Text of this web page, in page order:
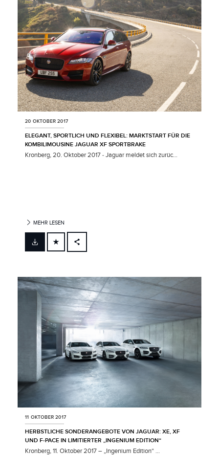
SHARE
20 OKTOBER 2017
ELEGANT, SPORTLICH UND FLEXIBEL: MARKTSTART FÜR DIE
KOMBILIMOUSINE JAGUAR XF SPORTBRAKE
Kronberg, 20. Oktober 2017 ‑ Jaguar meldet sich zurüc...
MEHR LESEN
FACEBOOK
LINKEDIN
SHARE
11 OKTOBER 2017
HERBSTLICHE SONDERANGEBOTE VON JAGUAR: XE, XF
UND F‑PACE IN LIMITIERTER „INGENIUM EDITION“
Kronberg, 11. Oktober 2017 – „Ingenium Edition“ ...